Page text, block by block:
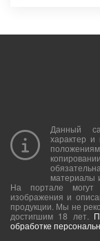
Данный
характер и
материалы
На портале могут
изображения и
продукции. Мы не
достигшим 18 лет.
обработке